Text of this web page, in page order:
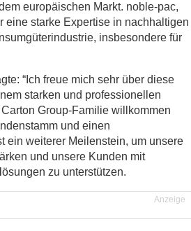
europäischen Markt. noble-pac,
eine starke Expertise in nachhaltigen
insbesondere für
“Ich freue mich sehr über diese
starken und professionellen
Group-Familie willkommen
und einen
ein weiterer Meilenstein, um unsere
und unsere Kunden mit
zu unterstützen.
Anzeige